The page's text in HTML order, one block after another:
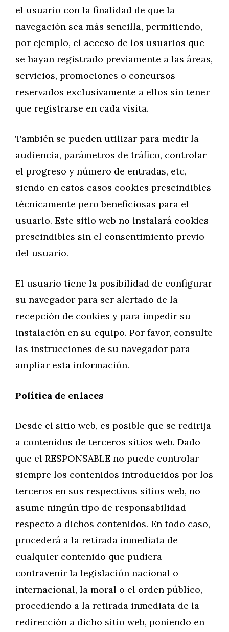
el usuario con la finalidad de que la
navegación sea más sencilla, permitiendo,
por ejemplo, el acceso de los usuarios que
se hayan registrado previamente a las áreas,
servicios, promociones o concursos
reservados exclusivamente a ellos sin tener
que registrarse en cada visita.
También se pueden utilizar para medir la
audiencia, parámetros de tráfico, controlar
el progreso y número de entradas, etc,
siendo en estos casos cookies prescindibles
técnicamente pero beneficiosas para el
usuario. Este sitio web no instalará cookies
prescindibles sin el consentimiento previo
del usuario.
El usuario tiene la posibilidad de configurar
su navegador para ser alertado de la
recepción de cookies y para impedir su
instalación en su equipo. Por favor, consulte
las instrucciones de su navegador para
ampliar esta información.
Política de enlaces
Desde el sitio web, es posible que se redirija
a contenidos de terceros sitios web. Dado
que el RESPONSABLE no puede controlar
siempre los contenidos introducidos por los
terceros en sus respectivos sitios web, no
asume ningún tipo de responsabilidad
respecto a dichos contenidos. En todo caso,
procederá a la retirada inmediata de
cualquier contenido que pudiera
contravenir la legislación nacional o
internacional, la moral o el orden público,
procediendo a la retirada inmediata de la
redirección a dicho sitio web, poniendo en